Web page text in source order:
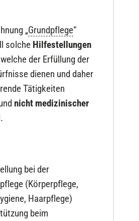
„Grundpflege“
solche Hilfestellungen
der Erfüllung der
dienen und daher
Tätigkeiten
nicht medizinischer
bei der
(Körperpflege,
Haarpflege)
beim